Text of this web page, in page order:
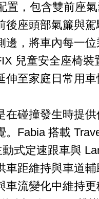
置，包含雙前座
後座頭部氣簾與
邊，將車內每一
兒童安全座椅裝
伸至家庭日常用
在碰撞發生時提
。Fabia 搭載
式定速跟車與
車距維持與車道
車流變化中維持